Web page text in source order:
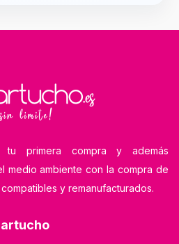
tu primera compra y además
medio ambiente con la compra de
y remanufacturados.